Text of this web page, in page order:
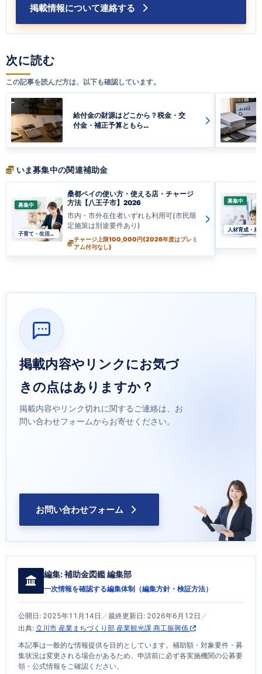
掲載情報について連絡する
次に読む
この記事を読んだ方は、以下も確認しています。
給付金の財源はどこから？税金・交
付金・補正予算ともら…
いま募集中の関連補助金
募集中
子育て・生活支援
桑都ペイの使い方・使える店・チャージ
方法【八王子市】2026
市内・市外在住者いずれも利用可(市民限
定施策は別途要件あり)
チャージ上限100,000円(2026年度はプレミ
アム付与なし)
募集中
人材育成・雇
掲載内容やリンクにお気づ
きの点はありますか？
掲載内容やリンク切れに関するご連絡は、お
問い合わせフォームからお寄せください。
お問い合わせフォーム
編集:補助金図鑑 編集部
一次情報を確認する編集体制（編集方針・検証方法）
公開日: 2025年11月14日 ／最終更新日: 2026年6月12日 ／
出典: 立川市 産業まちづくり部 産業観光課 商工振興係
本記事は一般的な情報提供を目的としています。補助額・対象要件・募
集状況は変更される場合があるため、申請前に必ず各実施機関の公募要
領・公式情報をご確認ください。